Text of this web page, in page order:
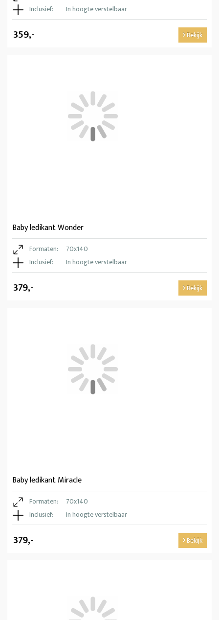
Inclusief:
In hoogte verstelbaar
359,- Bekijk
Baby ledikant Wonder
Formaten:
70x140
Inclusief:
In hoogte verstelbaar
379,- Bekijk
Baby ledikant Miracle
Formaten:
70x140
Inclusief:
In hoogte verstelbaar
379,- Bekijk